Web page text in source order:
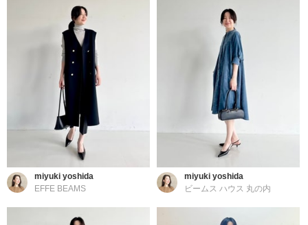
miyuki yoshida
EFFE BEAMS
miyuki yoshida
ビームス ハウス 丸の内